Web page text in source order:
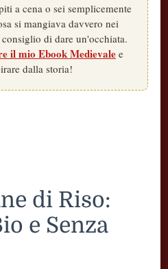
a cena o sei semplicemente
si mangiava davvero nei
di dare un'occhiata.
il mio Ebook Medievale e
dalla storia!
di Riso:
e Senza